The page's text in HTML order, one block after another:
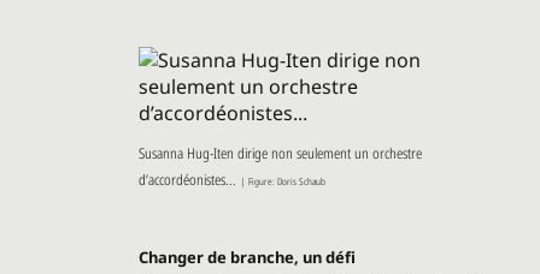
Susanna Hug-Iten dirige non seulement un orchestre
d’accordéonistes... | Figure: Doris Schaub
Changer de branche, un défi